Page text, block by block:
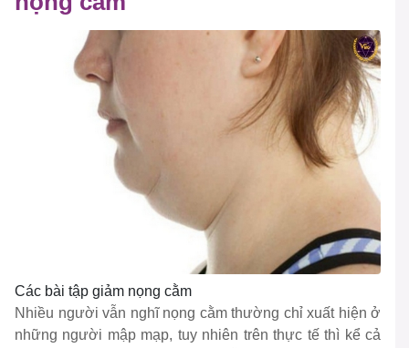
Các bài tập giảm nọng cằm
Nhiều người vẫn nghĩ nọng cằm thường chỉ xuất hiện ở
những người mập mạp, tuy nhiên trên thực tế thì kể cả